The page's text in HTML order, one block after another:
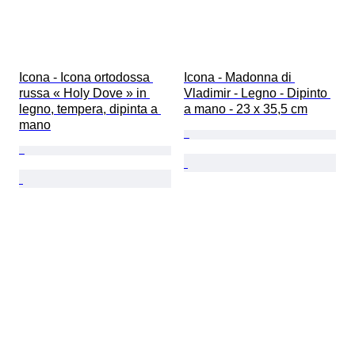
Icona - Icona ortodossa
russa « Holy Dove » in
legno, tempera, dipinta a
mano
Icona - Madonna di
Vladimir - Legno - Dipinto
a mano - 23 x 35,5 cm